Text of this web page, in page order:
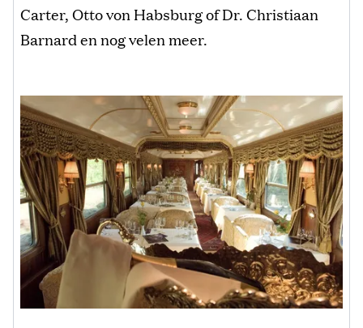
Carter, Otto von Habsburg of Dr. Christiaan
Barnard en nog velen meer.